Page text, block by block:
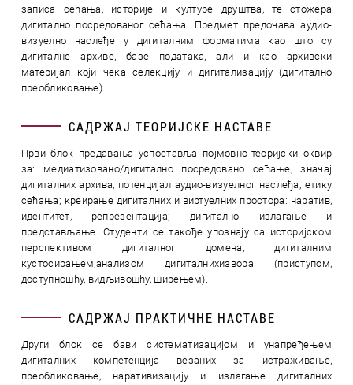
записа сећања, историје и културе друштва, те стожера
дигитално посредованог сећања. Предмет предочава аудио-
визуелно наслеђе у дигиталним форматима као што су
дигиталне архиве, базе података, али и као архивски
материјал који чека селекцију и дигитализацију (дигитално
преобликовање).
САДРЖАЈ ТЕОРИЈСКЕ НАСТАВЕ
Први блок предавања успоставља појмовно-теоријски оквир
за: медиатизовано/дигитално посредовано сећање, значај
дигиталних архива, потенцијал аудио-визуелног наслеђа, етику
сећања; креирање дигиталних и виртуелних простора: наратив,
идентитет, репрезентација; дигитално излагање и
представљање. Студенти се такође упознају са историјском
перспективом дигиталног домена, дигиталним
кустосирањем,анализом дигиталнихизвора (приступом,
доступношћу, видљивошћу, ширењем).
САДРЖАЈ ПРАКТИЧНЕ НАСТАВЕ
Други блок се бави систематизацијом и унапређењем
дигиталних компетенција везаних за истраживање,
преобликовање, наративизацију и излагање дигиталних